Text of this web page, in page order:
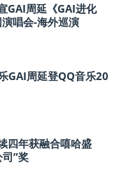
GAI周延《GAI进化
唱会-海外巡演
GAI周延登QQ音乐20
四年获融合嘻哈盛
”奖